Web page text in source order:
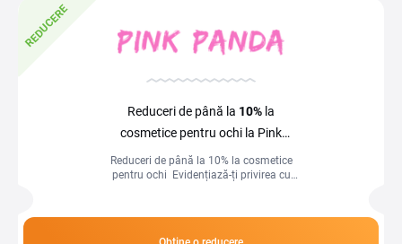
REDUCERE
Reduceri de până la 10% la
cosmetice pentru ochi la Pink
Panda
Reduceri de până la 10% la cosmetice
pentru ochi ️ Evidențiază-ți privirea cu